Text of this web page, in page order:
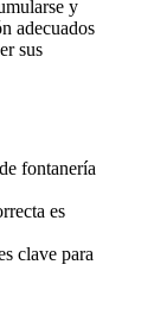
y
adecuados
sus
fontanería
es
clave para